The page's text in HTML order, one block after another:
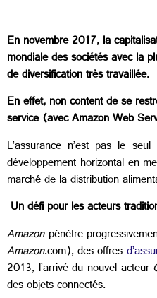
En novembre 2017, la
mondiale des sociétés avec la
de diversification très travaillée.
En effet, non content de se
service (avec Amazon Web
L’assurance n’est pas le
développement horizontal en
marché de la distribution
Un défi pour les acteurs
Amazonpénètre
Amazon.com), des offres
2013, l’arrivé du nouvel acteur
des objets connectés.